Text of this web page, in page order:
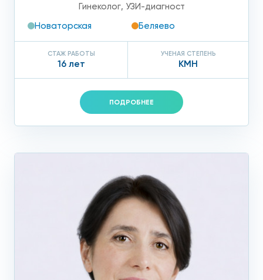
Гинеколог, УЗИ-диагност
Новаторская
Беляево
СТАЖ РАБОТЫ
16 лет
УЧЕНАЯ СТЕПЕНЬ
КМН
ПОДРОБНЕЕ